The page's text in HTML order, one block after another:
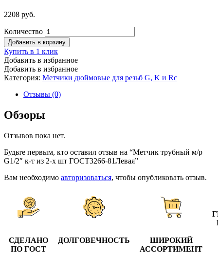
2208 руб.
Количество
Добавить в корзину
Купить в 1 клик
Добавить в избранное
Добавить в избранное
Категория: Метчики дюймовые для резьб G, K и Rc
Отзывы (0)
Обзоры
Отзывов пока нет.
Будьте первым, кто оставил отзыв на “Метчик трубный м/р
G1/2″ к-т из 2-х шт ГОСТ3266-81Левая”
Вам необходимо авторизоваться, чтобы опубликовать отзыв.
СДЕЛАНО
ПО ГОСТ
ДОЛГОВЕЧНОСТЬ
ШИРОКИЙ
АССОРТИМЕНТ